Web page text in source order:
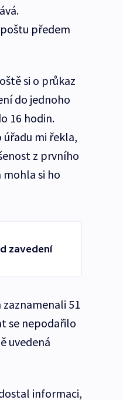
předem
si o průkaz
do jednoho
16 hodin.
mi řekla,
z prvního
mohla si ho
zavedení
51
se nepodařilo
uvedená
informaci,